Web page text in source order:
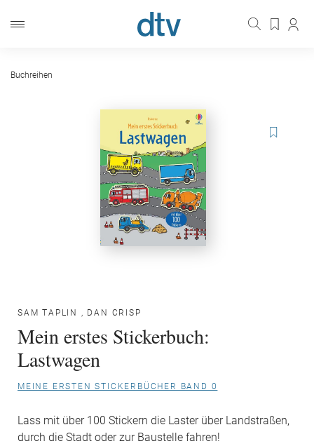
Buchreihen
SAM TAPLIN , DAN CRISP
Mein erstes Stickerbuch:
Lastwagen
MEINE ERSTEN STICKERBÜCHER BAND 0
Lass mit über 100 Stickern die Laster über Landstraßen,
durch die Stadt oder zur Baustelle fahren!